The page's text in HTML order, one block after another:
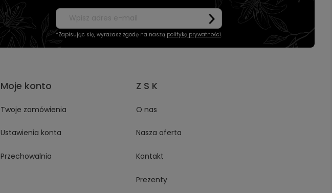
*Zapisując się, wyrażasz zgodę na naszą politykę prywatności.
Moje konto
Twoje zamówienia
Ustawienia konta
Przechowalnia
Z S K
O nas
Nasza oferta
Kontakt
Prezenty